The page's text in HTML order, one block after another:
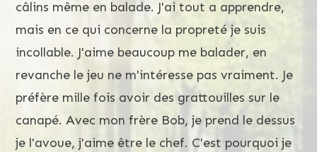
câlins même en balade. J'ai tout a apprendre,
mais en ce qui concerne la propreté je suis
incollable. J'aime beaucoup me balader, en
revanche le jeu ne m'intéresse pas vraiment. Je
préfère mille fois avoir des grattouilles sur le
canapé. Avec mon frère Bob, je prend le dessus
je l'avoue, j'aime être le chef. C'est pourquoi je